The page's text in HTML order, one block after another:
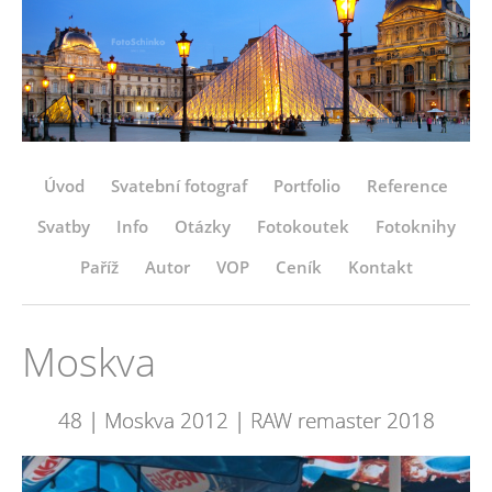
Úvod Svatební fotograf Portfolio
Reference
Svatby
Info Otázky Fotokoutek
Fotoknihy
Paříž
Autor VOP Ceník Kontakt
Moskva
48 | Moskva 2012 | RAW remaster 2018